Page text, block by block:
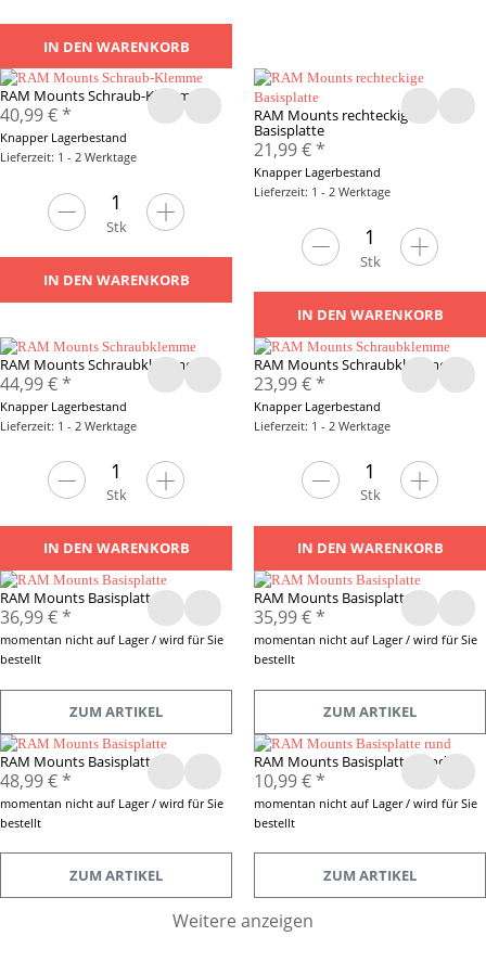
IN DEN WARENKORB
RAM Mounts Schraub-Klemme
40,99 €*
Knapper Lagerbestand
Lieferzeit: 1 - 2 Werktage
Stk
IN DEN WARENKORB
RAM Mounts rechteckige
Basisplatte
21,99 €*
Knapper Lagerbestand
Lieferzeit: 1 - 2 Werktage
Stk
IN DEN WARENKORB
RAM Mounts Schraubklemme
44,99 €*
Knapper Lagerbestand
Lieferzeit: 1 - 2 Werktage
Stk
IN DEN WARENKORB
RAM Mounts Schraubklemme
23,99 €*
Knapper Lagerbestand
Lieferzeit: 1 - 2 Werktage
Stk
IN DEN WARENKORB
RAM Mounts Basisplatte
36,99 €*
momentan nicht auf Lager / wird für Sie
bestellt
ZUM ARTIKEL
RAM Mounts Basisplatte
35,99 €*
momentan nicht auf Lager / wird für Sie
bestellt
ZUM ARTIKEL
RAM Mounts Basisplatte
48,99 €*
momentan nicht auf Lager / wird für Sie
bestellt
ZUM ARTIKEL
RAM Mounts Basisplatte rund
10,99 €*
momentan nicht auf Lager / wird für Sie
bestellt
ZUM ARTIKEL
Weitere anzeigen